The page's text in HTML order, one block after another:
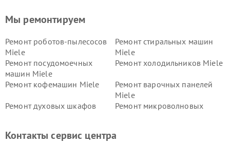
Мы ремонтируем
Ремонт роботов-пылесосов
Miele
Ремонт стиральных машин
Miele
Ремонт посудомоечных
машин Miele
Ремонт холодильников Miele
Ремонт кофемашин Miele
Ремонт варочных панелей
Miele
Ремонт духовых шкафов
Ремонт микроволновых
Miele
Контакты сервис центра